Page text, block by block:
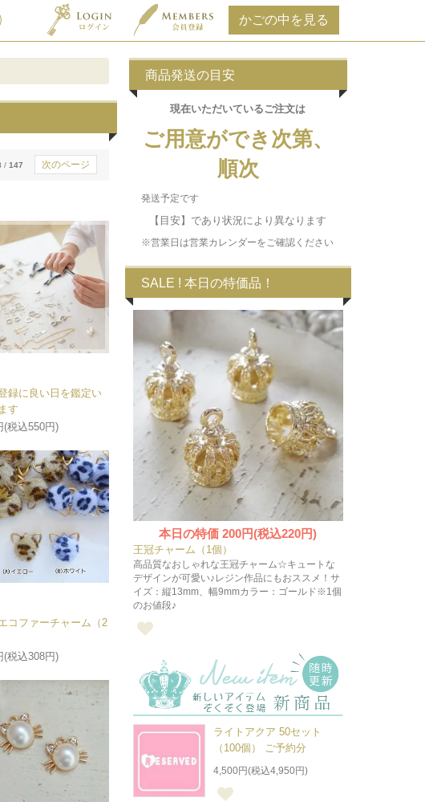
/ 147 次のページ
録に良い日を鑑定い
す
(税込550円)
コファーチャーム（2
(税込308円)
商品発送の目安
現在いただいているご注文は
ご用意ができ次第、
順次
発送予定です
【目安】であり状況により異なります
※営業日は営業カレンダーをご確認ください
SALE ! 本日の特価品！
本日の特価200円(税込220円)
王冠チャーム（1個）
高品質なおしゃれな王冠チャーム☆キュートな
デザインが可愛い♪レジン作品にもおススメ！サ
イズ：縦13mm、幅9mmカラー：ゴールド※1個
のお値段♪
ライトアクア 50セット
（100個） ご予約分
4,500円(税込4,950円)